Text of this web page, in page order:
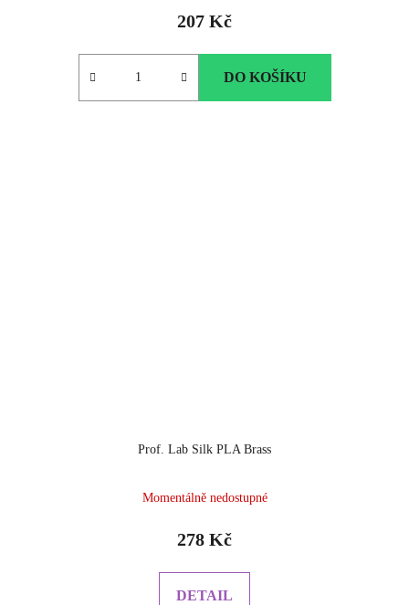
207 Kč
DO KOŠÍKU
Prof. Lab Silk PLA Brass
Momentálně nedostupné
278 Kč
DETAIL